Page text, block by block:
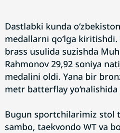
Dastlabki kunda
medallarni qo‘lga
brass usulida suzishda
Rahmonov 29,92 soniya
medalini oldi. Yana bir
metr batterflay
Bugun sportchilarimiz stol
sambo, taekvondo WT va